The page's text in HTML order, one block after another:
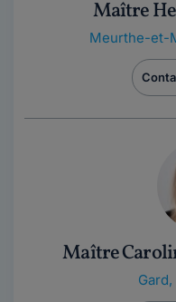
Maître
Meurthe-et-
Maître
Gard,